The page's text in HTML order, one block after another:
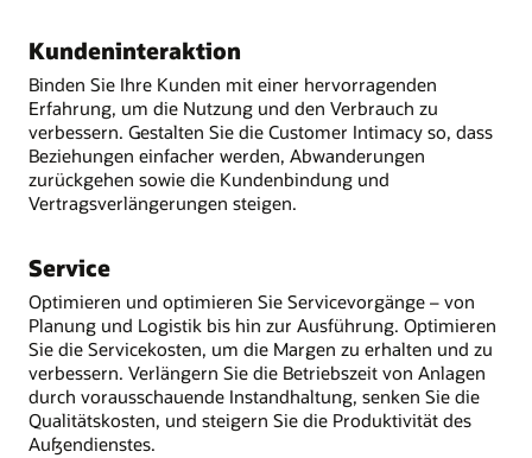
Kundeninteraktion
Binden Sie Ihre Kunden mit einer hervorragenden
Erfahrung, um die Nutzung und den Verbrauch zu
verbessern. Gestalten Sie die Customer Intimacy so, dass
Beziehungen einfacher werden, Abwanderungen
zurückgehen sowie die Kundenbindung und
Vertragsverlängerungen steigen.
Service
Optimieren und optimieren Sie Servicevorgänge – von
Planung und Logistik bis hin zur Ausführung. Optimieren
Sie die Servicekosten, um die Margen zu erhalten und zu
verbessern. Verlängern Sie die Betriebszeit von Anlagen
durch vorausschauende Instandhaltung, senken Sie die
Qualitätskosten, und steigern Sie die Produktivität des
Außendienstes.